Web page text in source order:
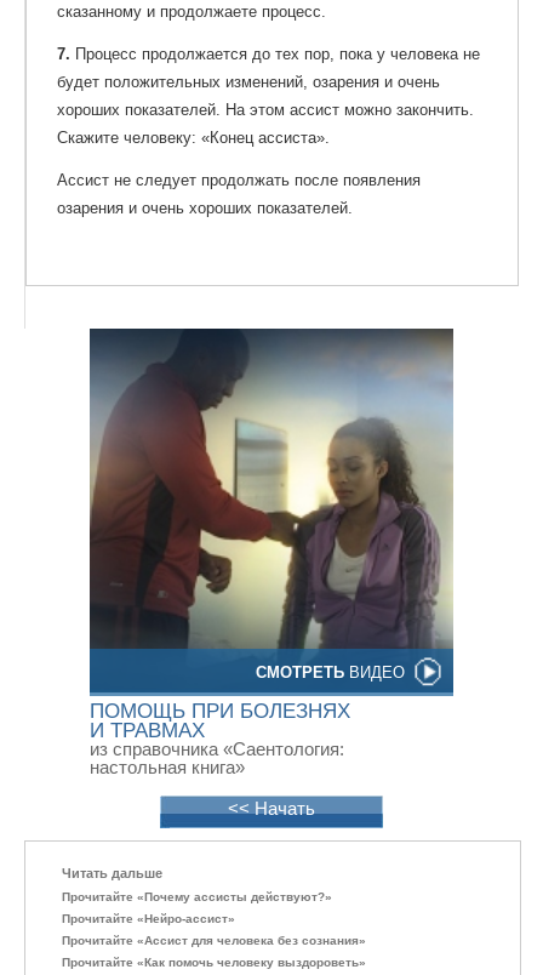
СМОТРЕТЬ ВИДЕО
ПОМОЩЬ ПРИ БОЛЕЗНЯХ
И ТРАВМАХ
из справочника «Саентология:
настольная книга»
<< Начать
сказанному и продолжаете процесс.
7. Процесс продолжается до тех пор, пока у человека не
будет положительных изменений, озарения и очень
хороших показателей. На этом ассист можно закончить.
Скажите человеку: «Конец ассиста».
Ассист не следует продолжать после появления
озарения и очень хороших показателей.
Читать дальше
Прочитайте «Почему ассисты действуют?»
Прочитайте «Нейро-ассист»
Прочитайте «Ассист для человека без сознания»
Прочитайте «Как помочь человеку выздороветь»